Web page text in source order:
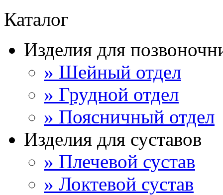
Каталог
Изделия для
» Шейный отдел
» Грудной отдел
» Поясничный отдел
Изделия для суставов
» Плечевой сустав
» Локтевой сустав